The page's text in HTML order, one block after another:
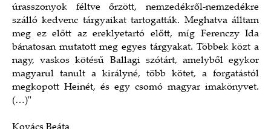
úrasszonyok féltve őrzött, nemzedékről-nemzedékre
szálló kedvenc tárgyaikat tartogatták. Meghatva álltam
meg ez előtt az ereklyetartó előtt, míg Ferenczy Ida
bánatosan mutatott meg egyes tárgyakat. Többek közt a
nagy, vaskos kötésű Ballagi szótárt, amelyből egykor
magyarul tanult a királyné, több kötet, a forgatástól
megkopott Heinét, és egy csomó magyar imakönyvet.
(…)"